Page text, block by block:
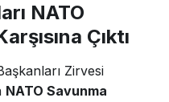
NATO
Çıktı
Zirvesi
NATO Savunma